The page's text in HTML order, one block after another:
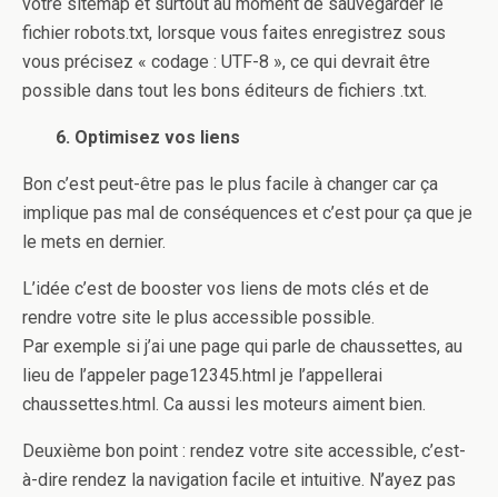
votre sitemap et surtout au moment de sauvegarder le
fichier robots.txt, lorsque vous faites enregistrez sous
vous précisez « codage : UTF-8 », ce qui devrait être
possible dans tout les bons éditeurs de fichiers .txt.
6. Optimisez vos liens
Bon c’est peut-être pas le plus facile à changer car ça
implique pas mal de conséquences et c’est pour ça que je
le mets en dernier.
L’idée c’est de booster vos liens de mots clés et de
rendre votre site le plus accessible possible.
Par exemple si j’ai une page qui parle de chaussettes, au
lieu de l’appeler page12345.html je l’appellerai
chaussettes.html. Ca aussi les moteurs aiment bien.
Deuxième bon point : rendez votre site accessible, c’est-
à-dire rendez la navigation facile et intuitive. N’ayez pas